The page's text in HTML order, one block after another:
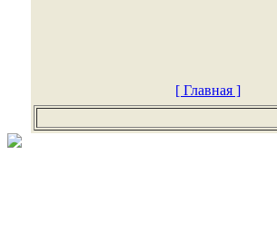
[ Главная ]